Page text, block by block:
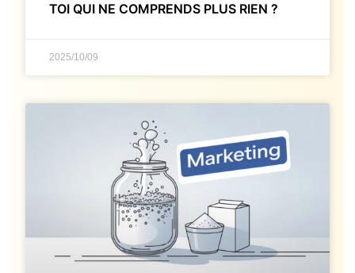
TOI QUI NE COMPRENDS PLUS RIEN ?
2025/10/09